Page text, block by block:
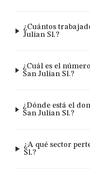
¿Cuántos
Julian Sl.?
¿Cuál es el
San Julian Sl.?
¿Dónde está el
San Julian Sl.?
¿A qué sector
Sl.?